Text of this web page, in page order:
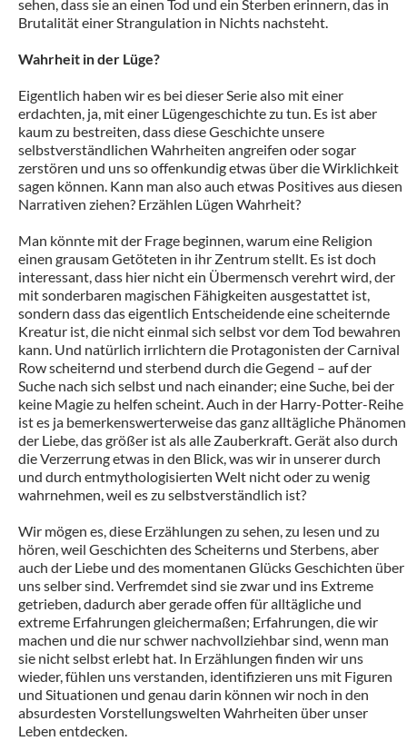
sehen, dass sie an einen Tod und ein Sterben erinnern, das in
Brutalität einer Strangulation in Nichts nachsteht.
Wahrheit in der Lüge?
Eigentlich haben wir es bei dieser Serie also mit einer
erdachten, ja, mit einer Lügengeschichte zu tun. Es ist aber
kaum zu bestreiten, dass diese Geschichte unsere
selbstverständlichen Wahrheiten angreifen oder sogar
zerstören und uns so offenkundig etwas über die Wirklichkeit
sagen können. Kann man also auch etwas Positives aus diesen
Narrativen ziehen? Erzählen Lügen Wahrheit?
Man könnte mit der Frage beginnen, warum eine Religion
einen grausam Getöteten in ihr Zentrum stellt. Es ist doch
interessant, dass hier nicht ein Übermensch verehrt wird, der
mit sonderbaren magischen Fähigkeiten ausgestattet ist,
sondern dass das eigentlich Entscheidende eine scheiternde
Kreatur ist, die nicht einmal sich selbst vor dem Tod bewahren
kann. Und natürlich irrlichtern die Protagonisten der Carnival
Row scheiternd und sterbend durch die Gegend – auf der
Suche nach sich selbst und nach einander; eine Suche, bei der
keine Magie zu helfen scheint. Auch in der Harry-Potter-Reihe
ist es ja bemerkenswerterweise das ganz alltägliche Phänomen
der Liebe, das größer ist als alle Zauberkraft. Gerät also durch
die Verzerrung etwas in den Blick, was wir in unserer durch
und durch entmythologisierten Welt nicht oder zu wenig
wahrnehmen, weil es zu selbstverständlich ist?
Wir mögen es, diese Erzählungen zu sehen, zu lesen und zu
hören, weil Geschichten des Scheiterns und Sterbens, aber
auch der Liebe und des momentanen Glücks Geschichten über
uns selber sind. Verfremdet sind sie zwar und ins Extreme
getrieben, dadurch aber gerade offen für alltägliche und
extreme Erfahrungen gleichermaßen; Erfahrungen, die wir
machen und die nur schwer nachvollziehbar sind, wenn man
sie nicht selbst erlebt hat. In Erzählungen finden wir uns
wieder, fühlen uns verstanden, identifizieren uns mit Figuren
und Situationen und genau darin können wir noch in den
absurdesten Vorstellungswelten Wahrheiten über unser
Leben entdecken.